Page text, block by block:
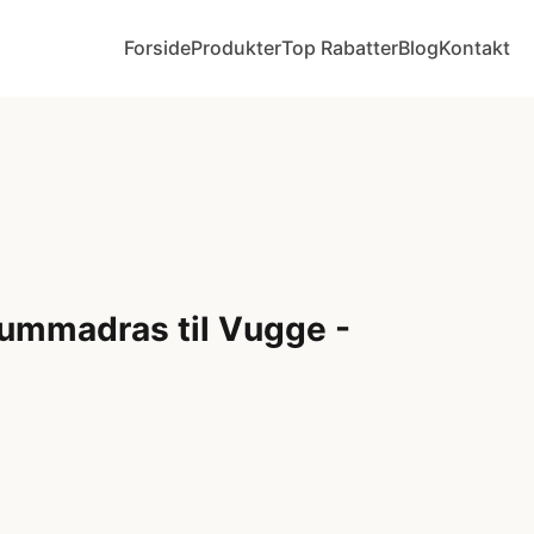
ForsideProdukterTop RabatterBlogKontakt
til Vugge -